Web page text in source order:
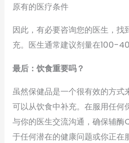
原有的医疗条件
因此，有必要咨询您的医生，找
充。医生通常建议剂量在100-
最后：饮食重要吗？
虽然保健品是一个很有效的方式
可以从饮食中补充。在服用任何
与你的医生交流沟通，确保辅酶
于任何潜在的健康问题或你正在